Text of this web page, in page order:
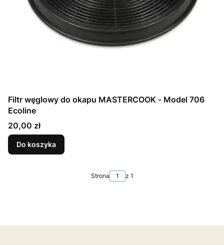
Filtr węglowy do okapu MASTERCOOK - Model 706
Ecoline
Cena
20,00 zł
Do koszyka
Strona z 1